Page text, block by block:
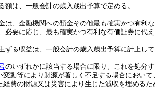
額は、一般会計の歳入歳出予算で定める。
は、金融機関への預金その他最も確実かつ有利
必要に応じ、最も確実かつ有利な有価証券に代え
ずる収益は、一般会計の歳入歳出予算に計上し
のいずれかに該当する場合に限り、これを処分す
変動等により財源が著しく不足する場合におい
経費の財源又は災害により生じた減収を埋める